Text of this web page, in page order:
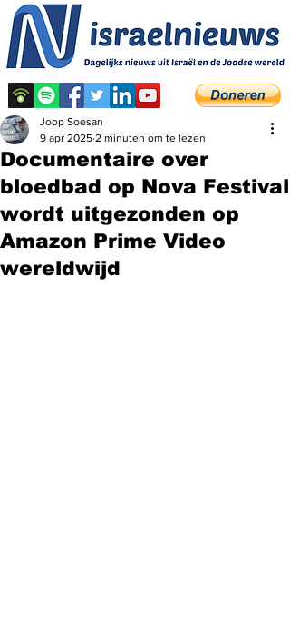
Documentaire over
bloedbad op Nova Festival
wordt uitgezonden op
Amazon Prime Video
wereldwijd
Joop Soesan
9 apr 2025 2 minuten om te lezen